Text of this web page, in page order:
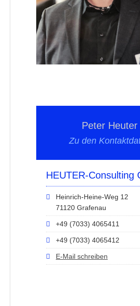
Peter Heuter
Zu den
HEUTER-Consulting
Heinrich-Heine-Weg 12
71120 Grafenau
+49 (7033) 4065411
+49 (7033) 4065412
E-Mail schreiben